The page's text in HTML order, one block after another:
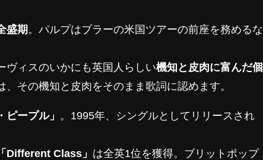
盛期 。パルプはブラーの米国ツアーの前座を務めるな
ヴィスのいかにも英国人らしい機知と皮肉に富んだ個
、その機知と皮肉をそのまま歌詞に認めます。
ピープル」 。1995年、シングルとしてリリースされ
Different Class」 は全英1位を獲得。ブリットポップ